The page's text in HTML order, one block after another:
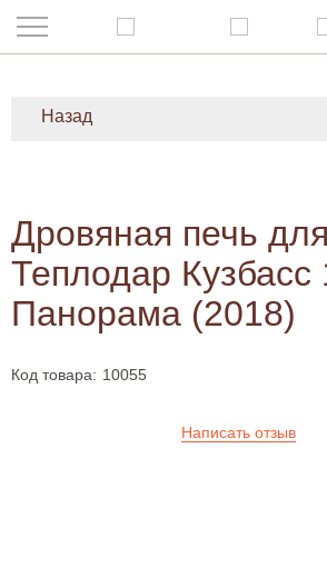
Назад
Дровяная печь
Теплодар Кузбасс
Панорама (2018)
Код товара: 10055
Написать отзыв